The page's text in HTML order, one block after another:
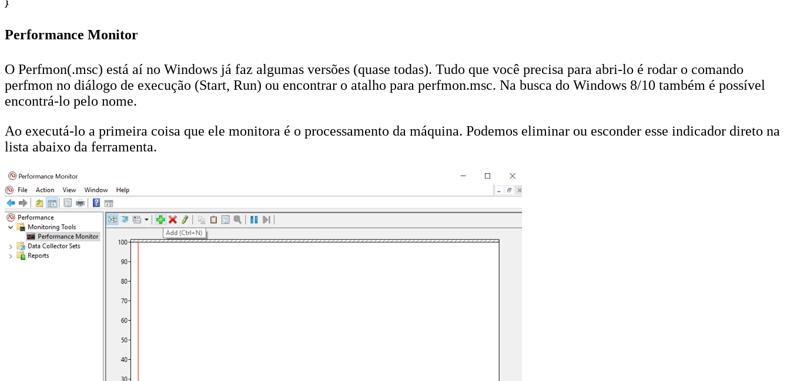
Performance Monitor
O Perfmon(.msc) está aí no Windows já faz algumas versões (quase todas). Tudo que você precisa para abri-lo é rodar o comando
perfmon no diálogo de execução (Start, Run) ou encontrar o atalho para perfmon.msc. Na busca do Windows 8/10 também é possível
encontrá-lo pelo nome.
Ao executá-lo a primeira coisa que ele monitora é o processamento da máquina. Podemos eliminar ou esconder esse indicador direto na
lista abaixo da ferramenta.